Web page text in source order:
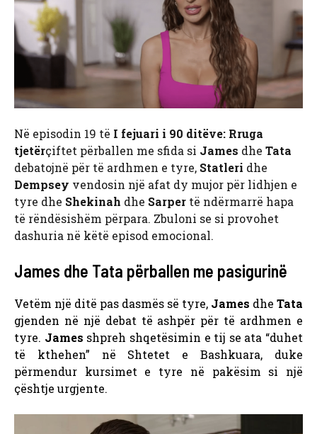
Në episodin 19 të I fejuari i 90 ditëve: Rruga
tjetërçiftet përballen me sfida si James dhe Tata
debatojnë për të ardhmen e tyre, Statleri dhe
Dempsey vendosin një afat dy mujor për lidhjen e
tyre dhe Shekinah dhe Sarper të ndërmarrë hapa
të rëndësishëm përpara. Zbuloni se si provohet
dashuria në këtë episod emocional.
James dhe Tata përballen me pasigurinë
Vetëm një ditë pas dasmës së tyre, James dhe Tata
gjenden në një debat të ashpër për të ardhmen e
tyre. James shpreh shqetësimin e tij se ata “duhet
të kthehen” në Shtetet e Bashkuara, duke
përmendur kursimet e tyre në pakësim si një
çështje urgjente.